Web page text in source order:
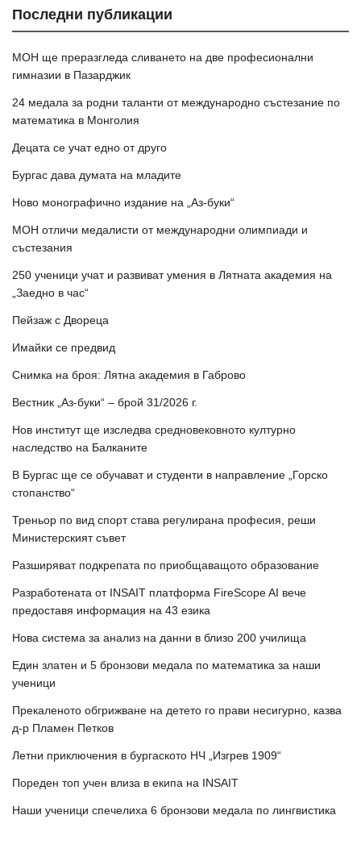
Последни публикации
МОН ще преразгледа сливането на две професионални
гимназии в Пазарджик
24 медала за родни таланти от международно състезание по
математика в Монголия
Децата се учат едно от друго
Бургас дава думата на младите
Ново монографично издание на „Аз-буки“
МОН отличи медалисти от международни олимпиади и
състезания
250 ученици учат и развиват умения в Лятната академия на
„Заедно в час“
Пейзаж с Двореца
Имайки се предвид
Снимка на броя: Лятна академия в Габрово
Вестник „Аз-буки“ – брой 31/2026 г.
Нов институт ще изследва средновековното културно
наследство на Балканите
В Бургас ще се обучават и студенти в направление „Горско
стопанство“
Треньор по вид спорт става регулирана професия, реши
Министерският съвет
Разширяват подкрепата по приобщаващото образование
Разработената от INSAIT платформа FireScope AI вече
предоставя информация на 43 езика
Нова система за анализ на данни в близо 200 училища
Един златен и 5 бронзови медала по математика за наши
ученици
Прекаленото обгрижване на детето го прави несигурно, казва
д-р Пламен Петков
Летни приключения в бургаското НЧ „Изгрев 1909“
Пореден топ учен влиза в екипа на INSAIT
Наши ученици спечелиха 6 бронзови медала по лингвистика